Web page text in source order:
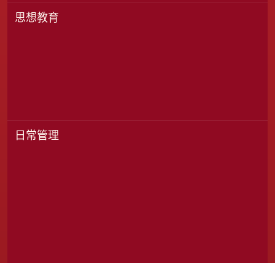
思想教育
日常管理